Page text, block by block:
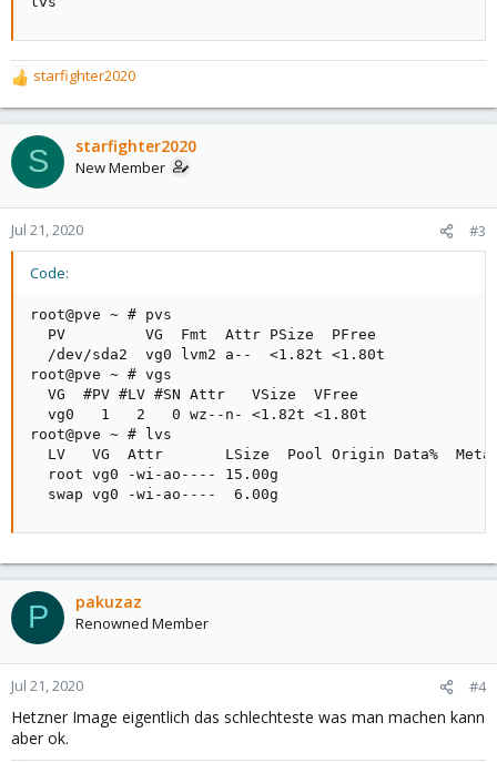
R
e
a
c
t
o
n
s
starfighter2020
S starfighter2020
New Member
Jul 21, 2020 #3
Code:
root@pve ~ # pvs
  PV         VG  Fmt  Attr PSize  PFree
  /dev/sda2  vg0 lvm2 a--  <1.82t <1.80t
root@pve ~ # vgs
  VG  #PV #LV #SN Attr   VSize  VFree
  vg0   1   2   0 wz--n- <1.82t <1.80t
root@pve ~ # lvs
LV   VG  Attr       LSize  Pool Origin Data%
  root vg0 -wi-ao---- 15.00g
  swap vg0 -wi-ao----  6.00g
P pakuzaz
Renowned Member
Jul 21, 2020 #4
Hetzner Image eigentlich das schlechteste was man machen kann
aber ok.